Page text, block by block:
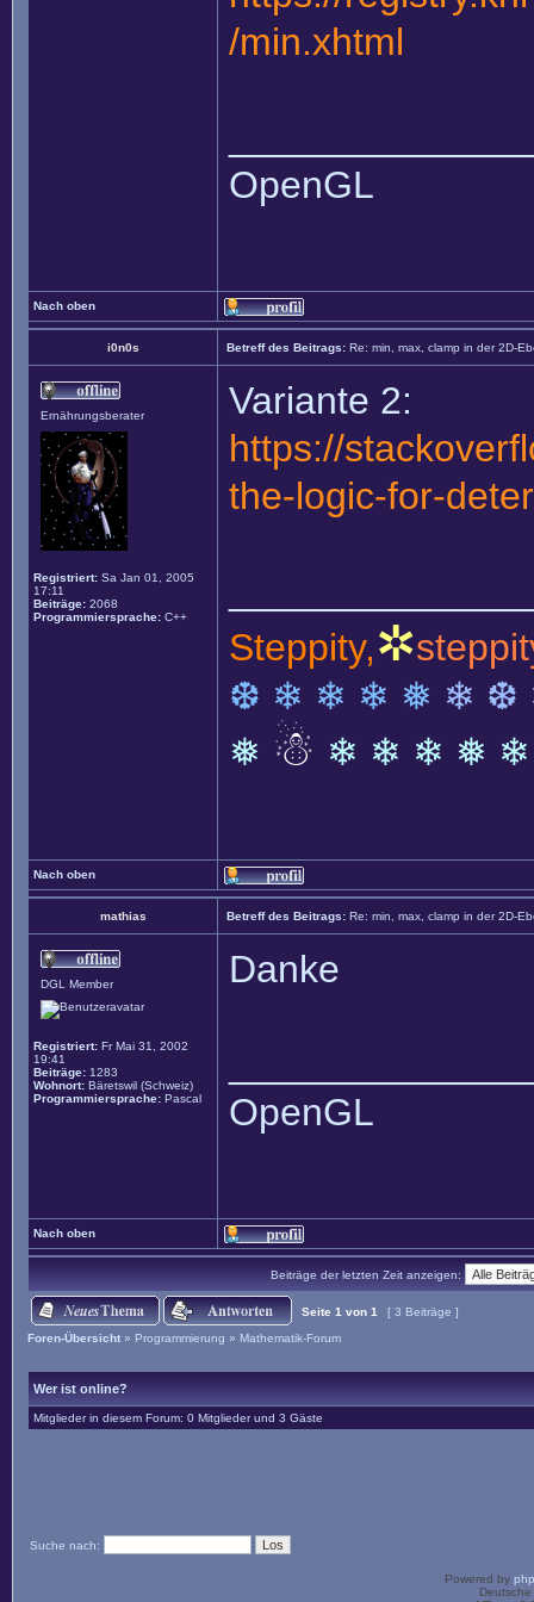
/min.xhtml
OpenGL
Nach oben
i0n0s Betreff des Beitrags: Re: min, max, clamp in der 2D-
Ernährungsberater
Registriert: Sa Jan 01, 2005
17:11
Beiträge: 2068
Programmiersprache: C++
Variante 2:
https://
the-logic-for-
Steppity,✲
❆ ❄ ❄ ❄ ❅ ❄ ❆
❅ ☃ ❄ ❄ ❄ ❅
Nach oben
mathias Betreff des Beitrags: Re: min, max, clamp in der 2D-
DGL Member
Registriert: Fr Mai 31, 2002
19:41
Beiträge: 1283
Wohnort: Bäretswil (Schweiz)
Programmiersprache: Pascal
Danke
OpenGL
Nach oben
Beiträge der letzten Zeit anzeigen:
Seite 1 von 1
[ 3 Beiträge ]
Foren-Übersicht » Programmierung » Mathematik-Forum
Wer ist online?
Mitglieder in diesem Forum: 0 Mitglieder und 3 Gäste
Suche nach:
Powered by